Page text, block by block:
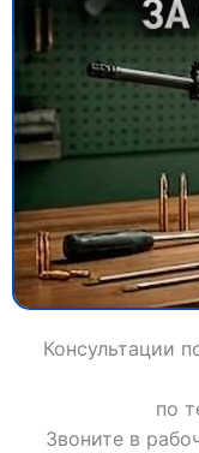
Консультации
по
Звоните в